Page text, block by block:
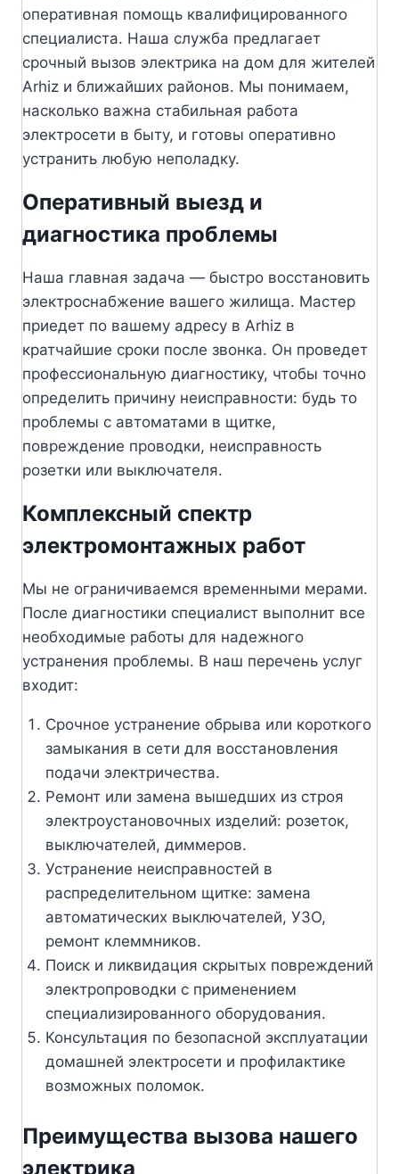
оперативная помощь квалифицированного
специалиста. Наша служба предлагает
срочный вызов электрика на дом для жителей
Arhiz и ближайших районов. Мы понимаем,
насколько важна стабильная работа
электросети в быту, и готовы оперативно
устранить любую неполадку.
Оперативный выезд и
диагностика проблемы
Наша главная задача — быстро восстановить
электроснабжение вашего жилища. Мастер
приедет по вашему адресу в Arhiz в
кратчайшие сроки после звонка. Он проведет
профессиональную диагностику, чтобы точно
определить причину неисправности: будь то
проблемы с автоматами в щитке,
повреждение проводки, неисправность
розетки или выключателя.
Комплексный спектр
электромонтажных работ
Мы не ограничиваемся временными мерами.
После диагностики специалист выполнит все
необходимые работы для надежного
устранения проблемы. В наш перечень услуг
входит:
Срочное устранение обрыва или короткого
замыкания в сети для восстановления
подачи электричества.
Ремонт или замена вышедших из строя
электроустановочных изделий: розеток,
выключателей, диммеров.
Устранение неисправностей в
распределительном щитке: замена
автоматических выключателей, УЗО,
ремонт клеммников.
Поиск и ликвидация скрытых повреждений
электропроводки с применением
специализированного оборудования.
Консультация по безопасной эксплуатации
домашней электросети и профилактике
возможных поломок.
Преимущества вызова нашего
электрика